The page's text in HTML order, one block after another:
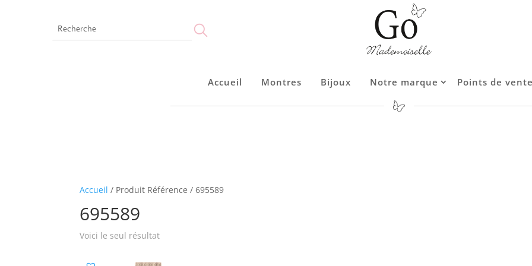
Accueil Montres Bijoux Notre marque Points de vente
Accueil Montres Bijoux Notre marque Points de vente
Accueil / Produit Référence / 695589
695589
Voici le seul résultat